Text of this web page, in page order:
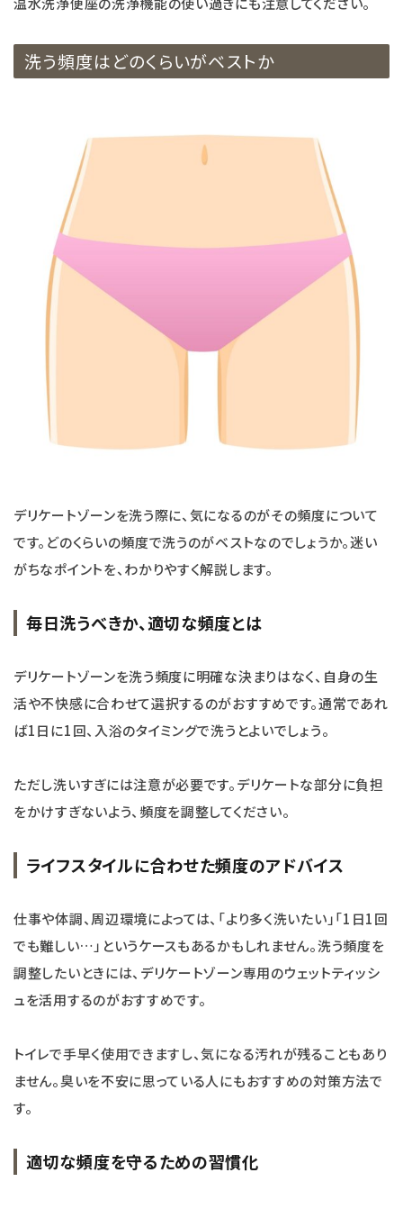
洗う頻度はどのくらいがベストか
デリケートゾーンを洗う際に、気になるのがその頻度について
です。どのくらいの頻度で洗うのがベストなのでしょうか。迷い
がちなポイントを、わかりやすく解説します。
毎日洗うべきか、適切な頻度とは
デリケートゾーンを洗う頻度に明確な決まりはなく、自身の生
活や不快感に合わせて選択するのがおすすめです。通常であれ
ば1日に1回、入浴のタイミングで洗うとよいでしょう。
ただし洗いすぎには注意が必要です。デリケートな部分に負担
をかけすぎないよう、頻度を調整してください。
ライフスタイルに合わせた頻度のアドバイス
仕事や体調、周辺環境によっては、「より多く洗いたい」「1日1回
でも難しい…」というケースもあるかもしれません。洗う頻度を
調整したいときには、デリケートゾーン専用のウェットティッシ
ュを活用するのがおすすめです。
トイレで手早く使用できますし、気になる汚れが残ることもあり
ません。臭いを不安に思っている人にもおすすめの対策方法で
す。
適切な頻度を守るための習慣化